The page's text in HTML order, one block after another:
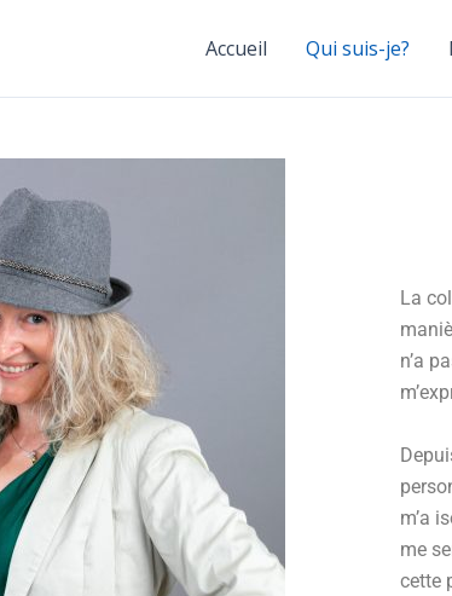
Accueil Qui suis-je?
La
n’a
m’a
me
cette